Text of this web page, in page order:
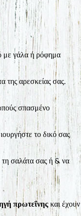
με γάλα ή ρόφημα
της αρεσκείας σας.
σπασμένο
το δικό σας
τη σαλάτα σας ή & να
πρωτεΐνηςκαι έχουν